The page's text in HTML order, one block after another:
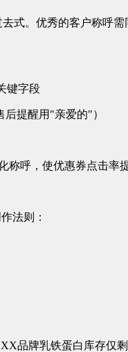
式。优秀的客户称呼
键字段
提醒用"亲爱的"）
呼，使优惠券点击率提
法则：
品牌乳铁蛋白库存